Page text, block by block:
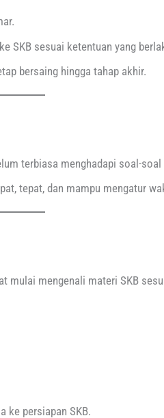
SKB sesuai ketentuan yang
bersaing hingga tahap akhir.
terbiasa menghadapi soal-
tepat, dan mampu mengatur
mulai mengenali materi SKB
ke persiapan SKB.